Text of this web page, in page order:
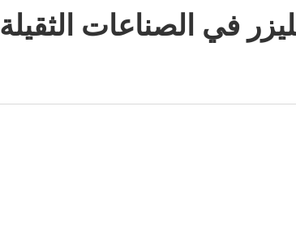
في الصناعات الثقيلة